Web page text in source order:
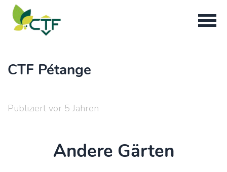
CTF Pétange
Publiziert vor 5 Jahren
Andere Gärten